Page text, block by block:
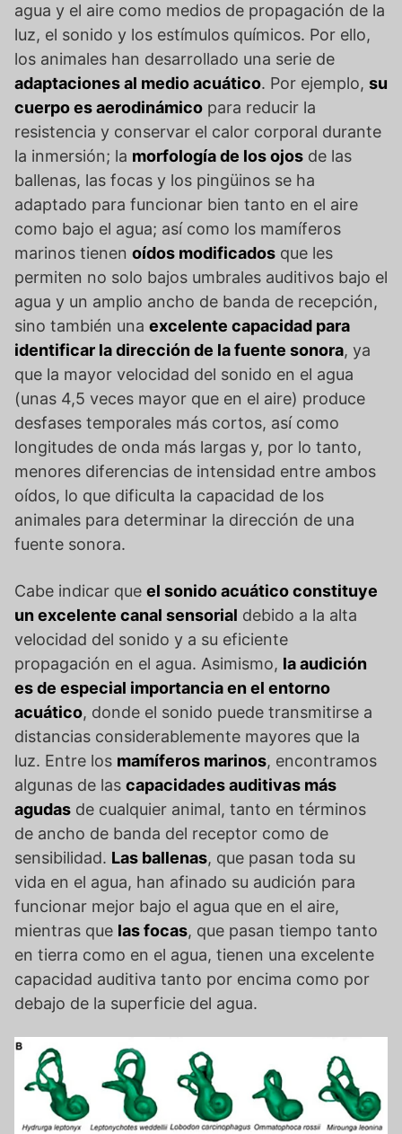
agua y el aire como medios de propagación de la
luz, el sonido y los estímulos químicos. Por ello,
los animales han desarrollado una serie de
adaptaciones al medio acuático. Por ejemplo, su
cuerpo es aerodinámico para reducir la
resistencia y conservar el calor corporal durante
la inmersión; la morfología de los ojos de las
ballenas, las focas y los pingüinos se ha
adaptado para funcionar bien tanto en el aire
como bajo el agua; así como los mamíferos
marinos tienen oídos modificados que les
permiten no solo bajos umbrales auditivos bajo el
agua y un amplio ancho de banda de recepción,
sino también una excelente capacidad para
identificar la dirección de la fuente sonora, ya
que la mayor velocidad del sonido en el agua
(unas 4,5 veces mayor que en el aire) produce
desfases temporales más cortos, así como
longitudes de onda más largas y, por lo tanto,
menores diferencias de intensidad entre ambos
oídos, lo que dificulta la capacidad de los
animales para determinar la dirección de una
fuente sonora.
Cabe indicar que el sonido acuático constituye
un excelente canal sensorial debido a la alta
velocidad del sonido y a su eficiente
propagación en el agua. Asimismo, la audición
es de especial importancia en el entorno
acuático, donde el sonido puede transmitirse a
distancias considerablemente mayores que la
luz. Entre los mamíferos marinos, encontramos
algunas de las capacidades auditivas más
agudas de cualquier animal, tanto en términos
de ancho de banda del receptor como de
sensibilidad. Las ballenas, que pasan toda su
vida en el agua, han afinado su audición para
funcionar mejor bajo el agua que en el aire,
mientras que las focas, que pasan tiempo tanto
en tierra como en el agua, tienen una excelente
capacidad auditiva tanto por encima como por
debajo de la superficie del agua.